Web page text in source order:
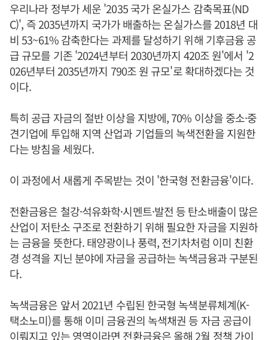
우리나라 정부가 세운 '2035 국가 온실가스 감축목표(ND
C)', 즉 2035년까지 국가가 배출하는 온실가스를 2018년 대
비 53~61% 감축한다는 과제를 달성하기 위해 기후금융 공
급 규모를 기존 '2024년부터 2030년까지 420조 원'에서 '2
026년부터 2035년까지 790조 원 규모'로 확대하겠다는 것
이다.
특히 공급 자금의 절반 이상을 지방에, 70% 이상을 중소·중
견기업에 투입해 지역 산업과 기업들의 녹색전환을 지원한
다는 방침을 세웠다.
이 과정에서 새롭게 주목받는 것이 '한국형 전환금융'이다.
전환금융은 철강·석유화학·시멘트·발전 등 탄소배출이 많은
산업이 저탄소 구조로 전환하기 위해 필요한 자금을 지원하
는 금융을 뜻한다. 태양광이나 풍력, 전기차처럼 이미 친환
경 성격을 지닌 분야에 자금을 공급하는 녹색금융과 구분된
다.
녹색금융은 앞서 2021년 수립된 한국형 녹색분류체계(K-
택소노미)를 통해 이미 금융권의 녹색채권 등 자금 공급이
이뤄지고 있는 영역이라면 전환금융은 올해 2월 정책 가이